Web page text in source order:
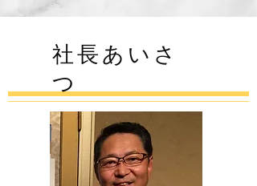
​社長あいさ
つ